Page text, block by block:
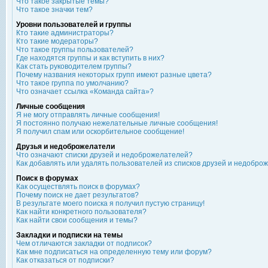
Что такое значки тем?
Уровни пользователей и группы
Кто такие администраторы?
Кто такие модераторы?
Что такое группы пользователей?
Где находятся группы и как вступить в них?
Как стать руководителем группы?
Почему названия некоторых групп имеют разные цвета?
Что такое группа по умолчанию?
Что означает ссылка «Команда сайта»?
Личные сообщения
Я не могу отправлять личные сообщения!
Я постоянно получаю нежелательные личные сообщения!
Я получил спам или оскорбительное сообщение!
Друзья и недоброжелатели
Что означают списки друзей и недоброжелателей?
Как добавлять или удалять пользователей из списков друзей и
Поиск в форумах
Как осуществлять поиск в форумах?
Почему поиск не дает результатов?
В результате моего поиска я получил пустую страницу!
Как найти конкретного пользователя?
Как найти свои сообщения и темы?
Закладки и подписки на темы
Чем отличаются закладки от подписок?
Как мне подписаться на определенную тему или форум?
Как отказаться от подписки?